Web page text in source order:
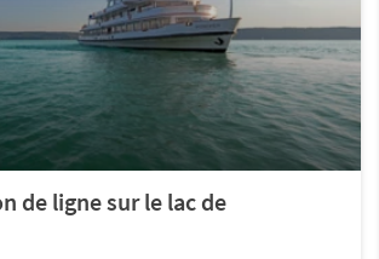
de ligne sur le lac de